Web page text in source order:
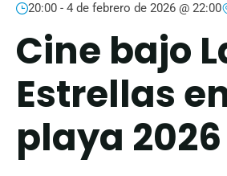
20:00 - 4 de febrero de 2026 @ 22:00
Cine bajo
Estrellas
playa 2026